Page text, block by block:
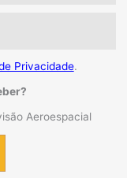
Privacidade.
Aeroespacial